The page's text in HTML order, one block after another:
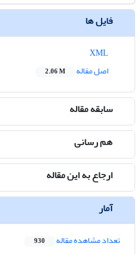
فایل ها
اصل مقاله
2.06 M
سابقه مقاله
هم رسانی
ارجاع به این مقاله
آمار
تعداد مشاهده مقاله 930